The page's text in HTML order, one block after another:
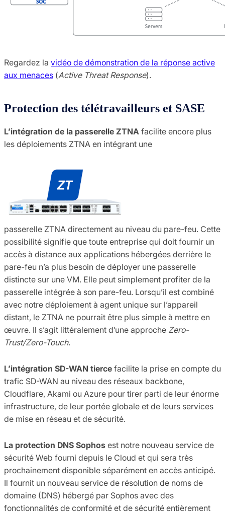
Regardez la vidéo de démonstration de la réponse active
aux menaces (Active Threat Response).
Protection des télétravailleurs et SASE
L’intégration de la passerelle ZTNA facilite encore plus
les déploiements ZTNA en intégrant une
passerelle ZTNA directement au niveau du pare-feu. Cette
possibilité signifie que toute entreprise qui doit fournir un
accès à distance aux applications hébergées derrière le
pare-feu n’a plus besoin de déployer une passerelle
distincte sur une VM. Elle peut simplement profiter de la
passerelle intégrée à son pare-feu. Lorsqu’il est combiné
avec notre déploiement à agent unique sur l’appareil
distant, le ZTNA ne pourrait être plus simple à mettre en
œuvre. Il s’agit littéralement d’une approche Zero-
Trust/Zero-Touch.
L’intégration SD-WAN tierce facilite la prise en compte du
trafic SD-WAN au niveau des réseaux backbone,
Cloudflare, Akami ou Azure pour tirer parti de leur énorme
infrastructure, de leur portée globale et de leurs services
de mise en réseau et de sécurité.
La protection DNS Sophos est notre nouveau service de
sécurité Web fourni depuis le Cloud et qui sera très
prochainement disponible séparément en accès anticipé.
Il fournit un nouveau service de résolution de noms de
domaine (DNS) hébergé par Sophos avec des
fonctionnalités de conformité et de sécurité entièrement